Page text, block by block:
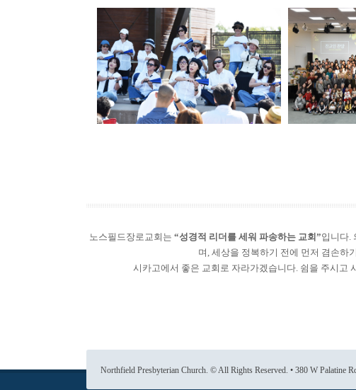
노스필드장로교회는 “성경적 리더를 세워 파송하는 교회”입니다.
며, 세상을 정복하기 전에 먼저 겸손하
시카고에서 좋은 교회로 자라가겠습니다. 쉼을 주시고
Northfield Presbyterian Church. © All Rights Reserved. • 380 W Palatine